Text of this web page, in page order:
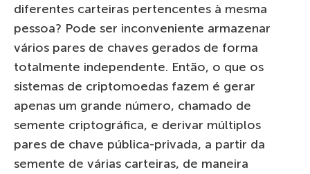
diferentes carteiras pertencentes à mesma
pessoa? Pode ser inconveniente armazenar
vários pares de chaves gerados de forma
totalmente independente. Então, o que os
sistemas de criptomoedas fazem é gerar
apenas um grande número, chamado de
semente criptográfica, e derivar múltiplos
pares de chave pública-privada, a partir da
semente de várias carteiras, de maneira